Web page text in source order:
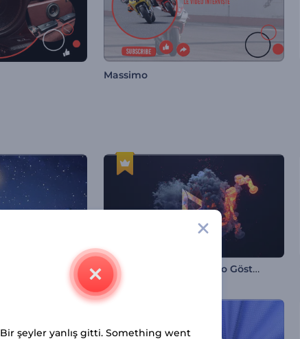
Massimo
Videosu Dönen Ateş Kütlesi Logo Gösterimi
Bir şeyler yanlış gitti. Something went